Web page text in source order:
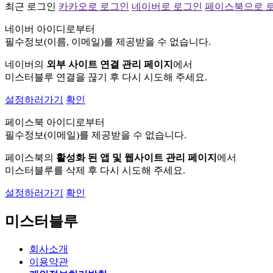
최근 로그인 카카오로 로그인 네이버로 로그인 페이스북으로
네이버 아이디로부터
필수정보(이름, 이메일)를 제공받을 수 없습니다.
네이버의 외부 사이트 연결 관리 페이지 에서
미스터블루 연결을 끊기 후 다시 시도해 주세요.
설정하러가기 확인
페이스북 아이디로부터
필수정보(이메일)를 제공받을 수 없습니다.
페이스북의 활성화 된 앱 및 웹사이트 관리 페이지 에서
미스터블루를 삭제 후 다시 시도해 주세요.
설정하러가기 확인
미스터블루
회사소개
이용약관